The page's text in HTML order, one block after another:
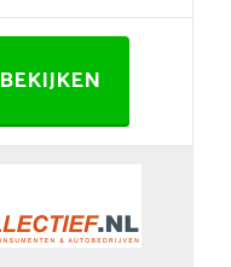
BEKIJKEN